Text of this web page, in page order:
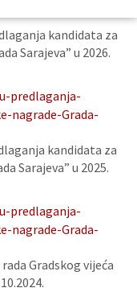
kandidata za
Sarajeva” u 2026.
predlaganja-
nagrade-Grada-
kandidata za
Sarajeva” u 2025.
predlaganja-
nagrade-Grada-
Gradskog vijeća